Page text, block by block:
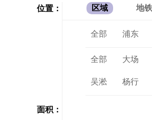
位置： 区域 地铁
全部 浦东
全部 大场
吴淞
杨行
面积：